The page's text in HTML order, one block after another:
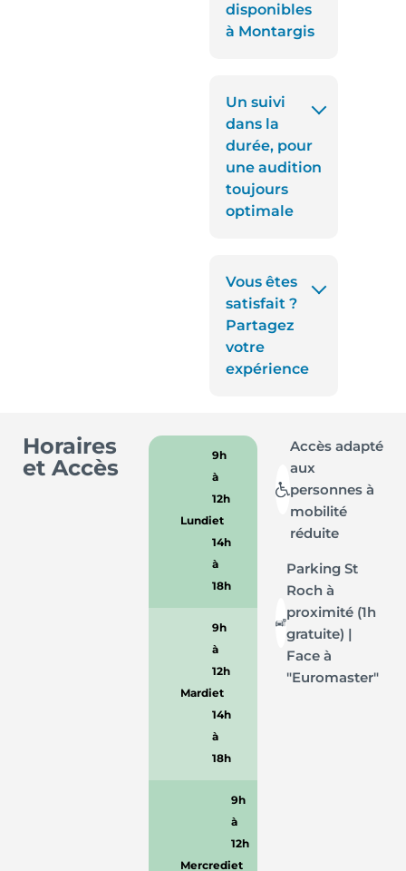
disponibles
à Montargis
Un suivi
dans la
durée, pour
une audition
toujours
optimale
Vous êtes
satisfait ?
Partagez
votre
expérience
Horaires
et Accès
Lundi
9h
à
12h
et
14h
à
18h
Mardi
9h
à
12h
et
14h
à
18h
Mercredi
9h
à
12h
et
Accès adapté
aux
personnes à
mobilité
réduite
Parking St
Roch à
proximité (1h
gratuite) |
Face à
"Euromaster"